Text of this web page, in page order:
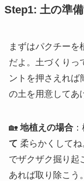
Step1: 土の準備
まずはパクチーを
だよ。土づくりっ
ントを押さえれば
の土を用意してあ
🏡地植えの場合：
て 柔らかくして
でザクザク掘り起
あれば取り除こう